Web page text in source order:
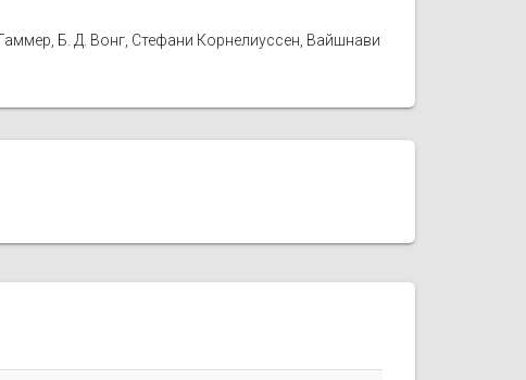
Б. Д. Вонг, Стефани Корнелиуссен, Вайшнави